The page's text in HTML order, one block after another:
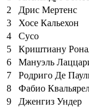
2
Дрис Мертенс
3
Хосе Кальехон
4
Сусо
5
Криштиану
6
Мануэль
7
Родриго Де
8
Фабио
9
Дженгиз Ундер